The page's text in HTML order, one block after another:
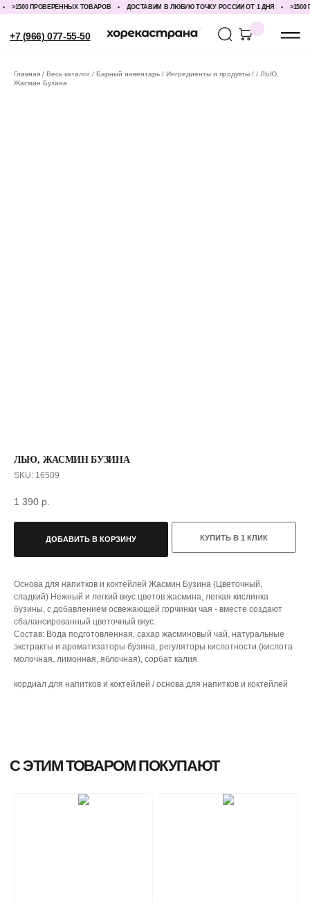
>1500 ПРОВЕРЕННЫХ ТОВАРОВ ДОСТАВИМ В ЛЮБУЮ ТОЧКУ РОССИИ ОТ 1 ДНЯ >1500
Главная Весь каталог Барный инвентарь Ингредиенты и продукты
ЛЬЮ,
Жасмин Бузина
ЛЬЮ, ЖАСМИН БУЗИНА
SKU: 16509
1 390 р.
ДОБАВИТЬ В КОРЗИНУ КУПИТЬ В 1 КЛИК
Основа для напитков и коктейлей Жасмин Бузина (Цветочный,
сладкий) Нежный и легкий вкус цветов жасмина, легкая кислинка
бузины, с добавлением освежающей горчинки чая - вместе создают
сбалансированный цветочный вкус.
Состав: Вода подготовленная, сахар жасминовый чай, натуральные
экстракты и ароматизаторы бузина, регуляторы кислотности (кислота
молочная, лимонная, яблочная), сорбат калия
кордиал для напитков и коктейлей / основа для напитков и коктейлей
С ЭТИМ ТОВАРОМ ПОКУПАЮТ